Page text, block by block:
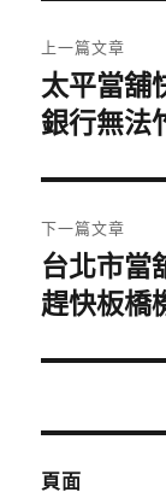
章
導
覽
上一篇文章
上
一
文
章:
太平當舖
銀行無法
下一篇文章
下
一
文
台北市當
趕快板橋
頁面